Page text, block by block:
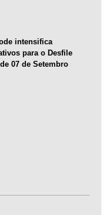
intensifica
para o Desfile
07 de Setembro